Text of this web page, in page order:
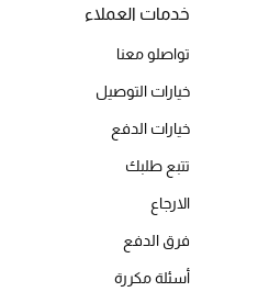
خدمات العملاء
تواصلو معنا
خيارات التوصيل
خيارات الدفع
تتبع طلبك
الارجاع
فرق الدفع
أسئلة مكررة